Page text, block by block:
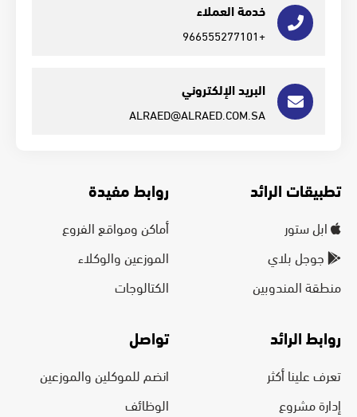
خدمة العملاء
+966555277101
البريد الإلكتروني
ALRAED@ALRAED.COM.SA
تطبيقات الرائد
ابل ستور
جوجل بلاي
منطقة المندوبين
روابط مفيدة
أماكن ومواقع الفروع
الموزعين والوكلاء
الكتالوجات
روابط الرائد
تعرف علينا أكثر
إدارة مشروع
تواصل
انضم للموكلين والموزعين
الوظائف